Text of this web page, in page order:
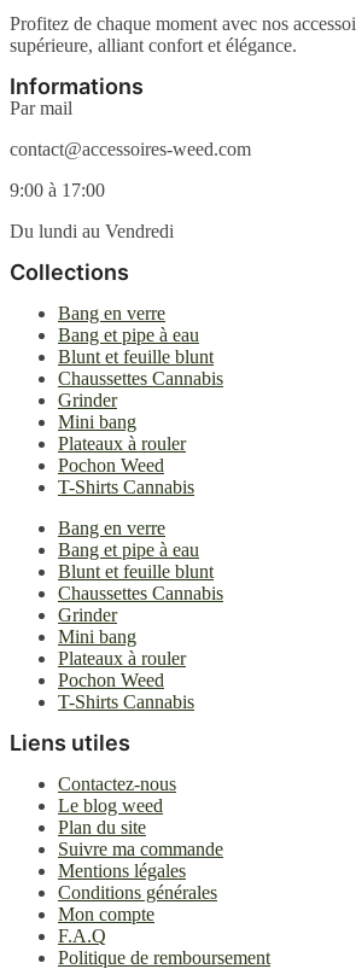
Profitez de chaque moment avec nos
supérieure, alliant confort et élégance.
Informations
Par mail
contact@accessoires-weed.com
9:00 à 17:00
Du lundi au Vendredi
Collections
Bang en verre
Bang et pipe à eau
Blunt et feuille blunt
Chaussettes Cannabis
Grinder
Mini bang
Plateaux à rouler
Pochon Weed
T-Shirts Cannabis
Bang en verre
Bang et pipe à eau
Blunt et feuille blunt
Chaussettes Cannabis
Grinder
Mini bang
Plateaux à rouler
Pochon Weed
T-Shirts Cannabis
Liens utiles
Contactez-nous
Le blog weed
Plan du site
Suivre ma commande
Mentions légales
Conditions générales
Mon compte
F.A.Q
Politique de remboursement